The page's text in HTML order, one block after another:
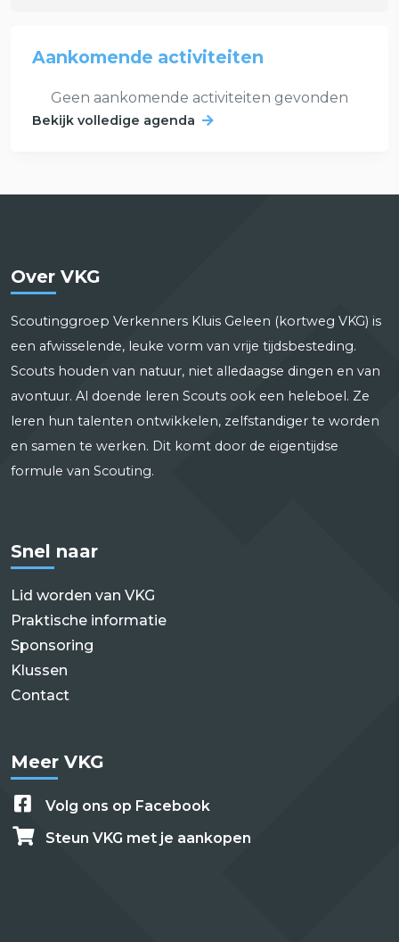
Aankomende activiteiten
Geen aankomende activiteiten gevonden
Bekijk volledige agenda
Over VKG
Scoutinggroep Verkenners Kluis Geleen (kortweg VKG) is
een afwisselende, leuke vorm van vrije tijdsbesteding.
Scouts houden van natuur, niet alledaagse dingen en van
avontuur. Al doende leren Scouts ook een heleboel. Ze
leren hun talenten ontwikkelen, zelfstandiger te worden
en samen te werken. Dit komt door de eigentijdse
formule van Scouting.
Snel naar
Lid worden van VKG
Praktische informatie
Sponsoring
Klussen
Contact
Meer VKG
Volg ons op Facebook
Steun VKG met je aankopen